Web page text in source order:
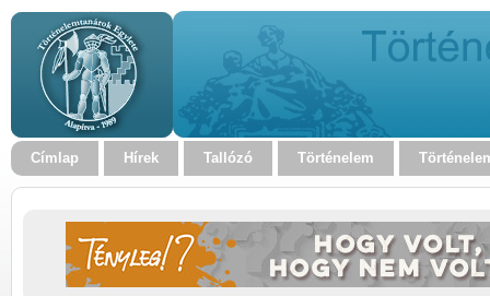
Címlap Hírek Tallózó Történelem